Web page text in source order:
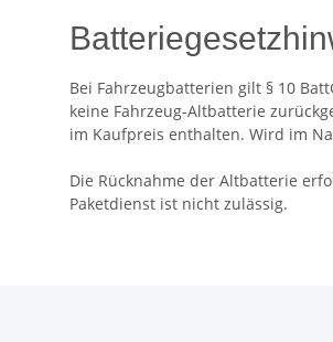
Bei Fahrzeugbatterien gilt § 10
keine Fahrzeug-Altbatterie
im Kaufpreis enthalten. Wird im
Die Rücknahme der Altbatterie
Paketdienst ist nicht zulässig.